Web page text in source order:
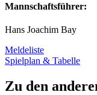
Mannschaftsführer:
Hans Joachim Bay
Meldeliste
Spielplan & Tabelle
Zu den